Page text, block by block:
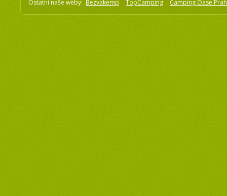
Ostatní naše weby: Bezvakemp TopCamping Camping Oase